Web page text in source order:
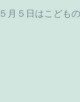
５月５日はこど